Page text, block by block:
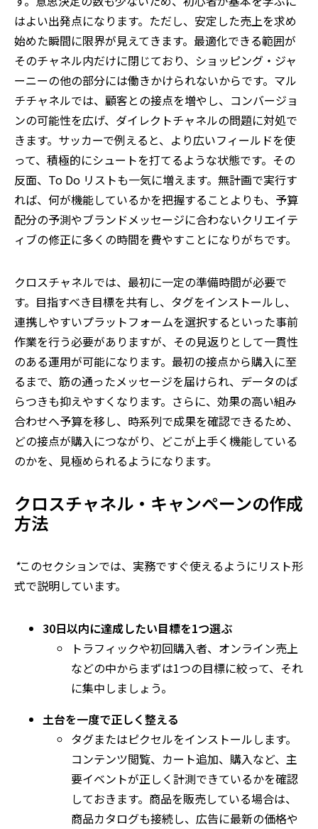
はよい出発点になります。ただし、安定した売上を求め
始めた瞬間に限界が見えてきます。最適化できる範囲が
そのチャネル内だけに閉じており、ショッピング・ジャ
ーニーの他の部分には働きかけられないからです。マル
チチャネルでは、顧客との接点を増やし、コンバージョ
ンの可能性を広げ、ダイレクトチャネルの問題に対処で
きます。サッカーで例えると、より広いフィールドを使
って、積極的にシュートを打てるような状態です。その
反面、To Do リストも一気に増えます。無計画で実行す
れば、何が機能しているかを把握することよりも、予算
配分の予測やブランドメッセージに合わないクリエイテ
ィブの修正に多くの時間を費やすことになりがちです。
クロスチャネルでは、最初に一定の準備時間が必要で
す。目指すべき目標を共有し、タグをインストールし、
連携しやすいプラットフォームを選択するといった事前
作業を行う必要がありますが、その見返りとして一貫性
のある運用が可能になります。最初の接点から購入に至
るまで、筋の通ったメッセージを届けられ、データのば
らつきも抑えやすくなります。さらに、効果の高い組み
合わせへ予算を移し、時系列で成果を確認できるため、
どの接点が購入につながり、どこが上手く機能している
のかを、見極められるようになります。
クロスチャネル・キャンペーンの作成
方法
*このセクションでは、実務ですぐ使えるようにリスト形
式で説明しています。
30日以内に達成したい目標を1つ選ぶ
トラフィックや初回購入者、オンライン売上
などの中からまずは1つの目標に絞って、それ
に集中しましょう。
土台を一度で正しく整える
タグまたはピクセルをインストールします。
コンテンツ閲覧、カート追加、購入など、主
要イベントが正しく計測できているかを確認
しておきます。商品を販売している場合は、
商品カタログも接続し、広告に最新の価格や